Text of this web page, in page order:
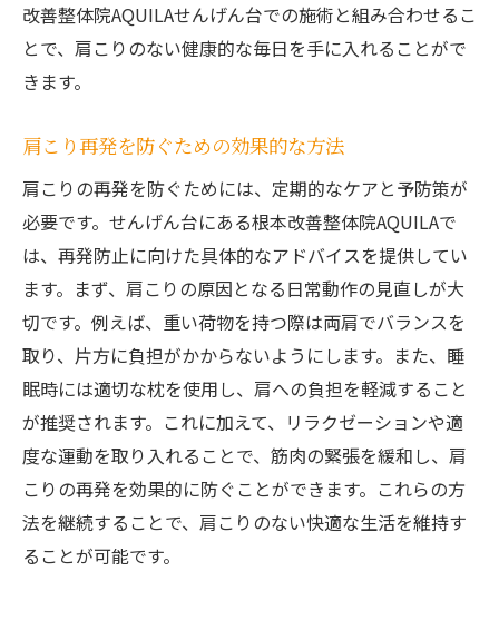
改善整体院AQUILAせんげん台での施術と組み合わせるこ
とで、肩こりのない健康的な毎日を手に入れることがで
きます。
肩こり再発を防ぐための効果的な方法
肩こりの再発を防ぐためには、定期的なケアと予防策が
必要です。せんげん台にある根本改善整体院AQUILAで
は、再発防止に向けた具体的なアドバイスを提供してい
ます。まず、肩こりの原因となる日常動作の見直しが大
切です。例えば、重い荷物を持つ際は両肩でバランスを
取り、片方に負担がかからないようにします。また、睡
眠時には適切な枕を使用し、肩への負担を軽減すること
が推奨されます。これに加えて、リラクゼーションや適
度な運動を取り入れることで、筋肉の緊張を緩和し、肩
こりの再発を効果的に防ぐことができます。これらの方
法を継続することで、肩こりのない快適な生活を維持す
ることが可能です。